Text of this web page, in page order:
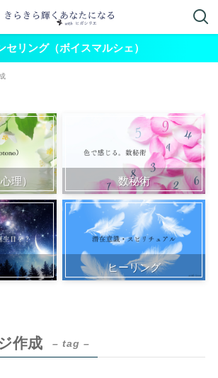
セリング（ボイスマルシェ）
理） 数秘術
ヒーリング
作成 – tag –